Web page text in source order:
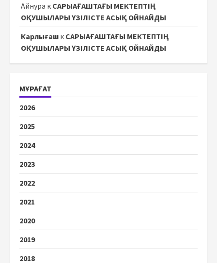
Айнура к САРЫАҒАШТАҒЫ МЕКТЕПТІҢ
ОҚУШЫЛАРЫ ҮЗІЛІСТЕ АСЫҚ ОЙНАЙДЫ
Карлығаш к САРЫАҒАШТАҒЫ МЕКТЕПТІҢ
ОҚУШЫЛАРЫ ҮЗІЛІСТЕ АСЫҚ ОЙНАЙДЫ
МҰРАҒАТ
2026
2025
2024
2023
2022
2021
2020
2019
2018